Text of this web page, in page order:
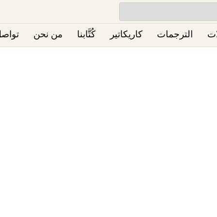
الترجمات كاريكاتير كُتَّابنا من نحن